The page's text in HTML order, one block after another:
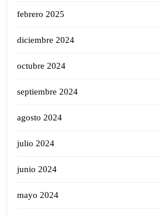
febrero 2025
diciembre 2024
octubre 2024
septiembre 2024
agosto 2024
julio 2024
junio 2024
mayo 2024